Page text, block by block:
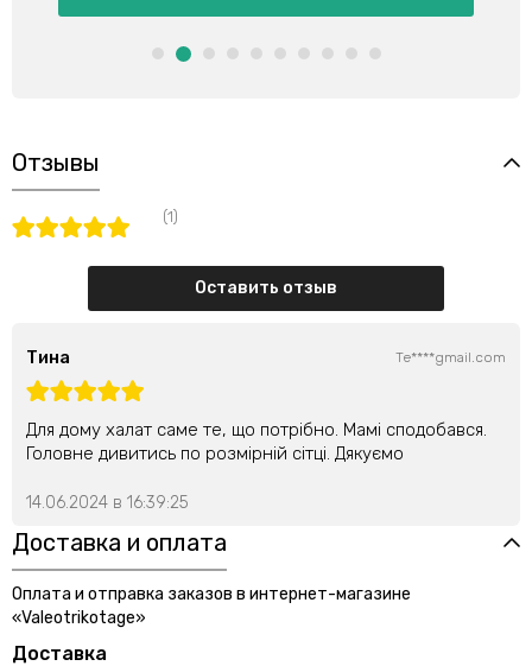
Отзывы
(1)
Оставить отзыв
Тина Te****gmail.com
Для дому халат саме те, що потрібно. Мамі сподобався.
Головне дивитись по розмірній сітці. Дякуємо
14.06.2024 в 16:39:25
Доставка и оплата
Оплата и отправка заказов в интернет-магазине
«Valeotrikotage»
Доставка